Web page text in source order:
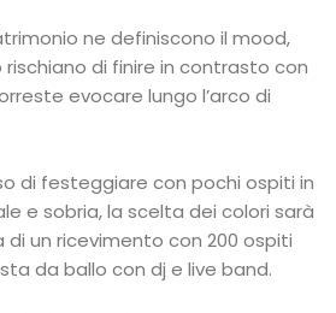
ne definiscono il mood,
di finire in contrasto con
evocare lungo l’arco di
di festeggiare con pochi ospiti in
e sobria, la scelta dei colori sarà
di un ricevimento con 200 ospiti
da ballo con dj e live band.